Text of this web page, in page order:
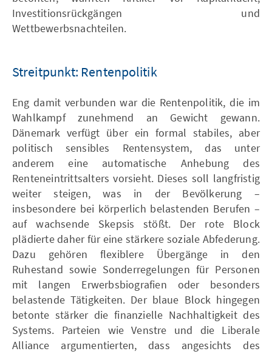
Investitionsrückgängen und
Wettbewerbsnachteilen.
Streitpunkt: Rentenpolitik
Eng damit verbunden war die Rentenpolitik, die im
Wahlkampf zunehmend an Gewicht gewann.
Dänemark verfügt über ein formal stabiles, aber
politisch sensibles Rentensystem, das unter
anderem eine automatische Anhebung des
Renteneintrittsalters vorsieht. Dieses soll langfristig
weiter steigen, was in der Bevölkerung –
insbesondere bei körperlich belastenden Berufen –
auf wachsende Skepsis stößt. Der rote Block
plädierte daher für eine stärkere soziale Abfederung.
Dazu gehören flexiblere Übergänge in den
Ruhestand sowie Sonderregelungen für Personen
mit langen Erwerbsbiografien oder besonders
belastende Tätigkeiten. Der blaue Block hingegen
betonte stärker die finanzielle Nachhaltigkeit des
Systems. Parteien wie Venstre und die Liberale
Alliance argumentierten, dass angesichts des